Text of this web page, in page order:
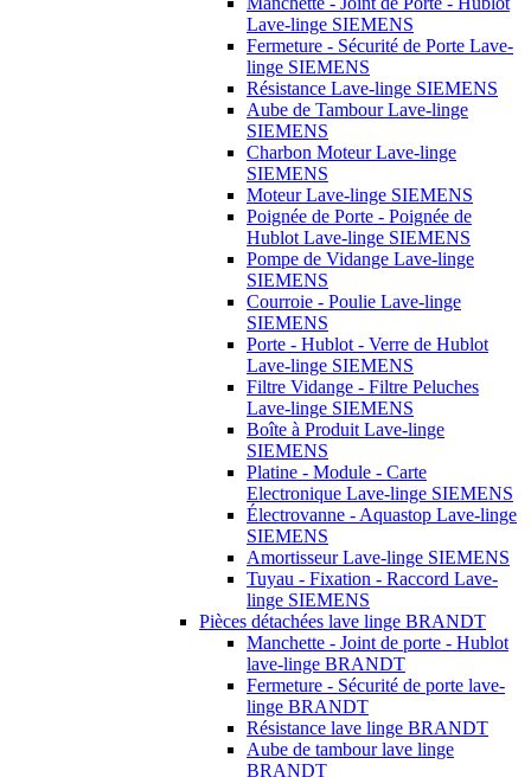
Lave-linge SIEMENS
Fermeture - Sécurité de Porte Lave-
linge SIEMENS
Résistance Lave-linge SIEMENS
Aube de Tambour Lave-linge
SIEMENS
Charbon Moteur Lave-linge
SIEMENS
Moteur Lave-linge SIEMENS
Poignée de Porte - Poignée de
Hublot Lave-linge SIEMENS
Pompe de Vidange Lave-linge
SIEMENS
Courroie - Poulie Lave-linge
SIEMENS
Porte - Hublot - Verre de Hublot
Lave-linge SIEMENS
Filtre Vidange - Filtre Peluches
Lave-linge SIEMENS
Boîte à Produit Lave-linge
SIEMENS
Platine - Module - Carte
Electronique Lave-linge SIEMENS
Électrovanne - Aquastop Lave-linge
SIEMENS
Amortisseur Lave-linge SIEMENS
Tuyau - Fixation - Raccord Lave-
linge SIEMENS
Pièces détachées lave linge BRANDT
Manchette - Joint de porte - Hublot
lave-linge BRANDT
Fermeture - Sécurité de porte lave-
linge BRANDT
Résistance lave linge BRANDT
Aube de tambour lave linge
BRANDT